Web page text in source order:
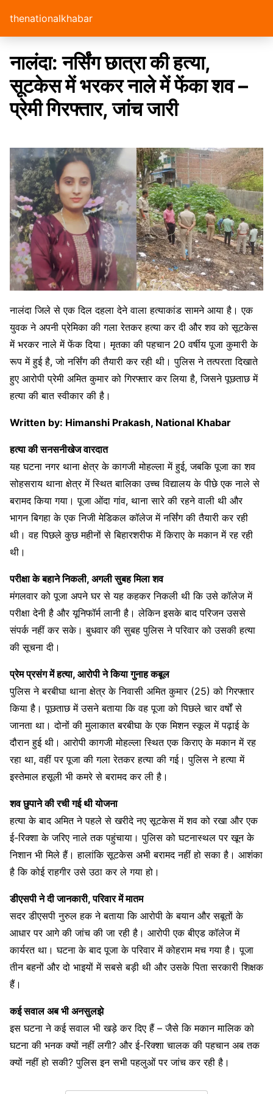
thenationalkhabar
नालंदा: नर्सिंग छात्रा की हत्या,
सूटकेस में भरकर नाले में फेंका शव –
प्रेमी गिरफ्तार, जांच जारी
नालंदा जिले से एक दिल दहला देने वाला हत्याकांड सामने आया है। एक
युवक ने अपनी प्रेमिका की गला रेतकर हत्या कर दी और शव को सूटकेस
में भरकर नाले में फेंक दिया। मृतका की पहचान 20 वर्षीय पूजा कुमारी के
रूप में हुई है, जो नर्सिंग की तैयारी कर रही थी। पुलिस ने तत्परता दिखाते
हुए आरोपी प्रेमी अमित कुमार को गिरफ्तार कर लिया है, जिसने पूछताछ में
हत्या की बात स्वीकार की है।
Written by: Himanshi Prakash, National Khabar
हत्या की सनसनीखेज वारदात
यह घटना नगर थाना क्षेत्र के कागजी मोहल्ला में हुई, जबकि पूजा का शव
सोहसराय थाना क्षेत्र में स्थित बालिका उच्च विद्यालय के पीछे एक नाले से
बरामद किया गया। पूजा ओंदा गांव, थाना सारे की रहने वाली थी और
भागन बिगहा के एक निजी मेडिकल कॉलेज में नर्सिंग की तैयारी कर रही
थी। वह पिछले कुछ महीनों से बिहारशरीफ में किराए के मकान में रह रही
थी।
परीक्षा के बहाने निकली, अगली सुबह मिला शव
मंगलवार को पूजा अपने घर से यह कहकर निकली थी कि उसे कॉलेज में
परीक्षा देनी है और यूनिफॉर्म लानी है। लेकिन इसके बाद परिजन उससे
संपर्क नहीं कर सके। बुधवार की सुबह पुलिस ने परिवार को उसकी हत्या
की सूचना दी।
प्रेम प्रसंग में हत्या, आरोपी ने किया गुनाह कबूल
पुलिस ने बरबीघा थाना क्षेत्र के निवासी अमित कुमार (25) को गिरफ्तार
किया है। पूछताछ में उसने बताया कि वह पूजा को पिछले चार वर्षों से
जानता था। दोनों की मुलाकात बरबीघा के एक मिशन स्कूल में पढ़ाई के
दौरान हुई थी। आरोपी कागजी मोहल्ला स्थित एक किराए के मकान में रह
रहा था, वहीं पर पूजा की गला रेतकर हत्या की गई। पुलिस ने हत्या में
इस्तेमाल हसूली भी कमरे से बरामद कर ली है।
शव छुपाने की रची गई थी योजना
हत्या के बाद अमित ने पहले से खरीदे नए सूटकेस में शव को रखा और एक
ई-रिक्शा के जरिए नाले तक पहुंचाया। पुलिस को घटनास्थल पर खून के
निशान भी मिले हैं। हालांकि सूटकेस अभी बरामद नहीं हो सका है। आशंका
है कि कोई राहगीर उसे उठा कर ले गया हो।
डीएसपी ने दी जानकारी, परिवार में मातम
सदर डीएसपी नुरुल हक ने बताया कि आरोपी के बयान और सबूतों के
आधार पर आगे की जांच की जा रही है। आरोपी एक बीएड कॉलेज में
कार्यरत था। घटना के बाद पूजा के परिवार में कोहराम मच गया है। पूजा
तीन बहनों और दो भाइयों में सबसे बड़ी थी और उसके पिता सरकारी शिक्षक
हैं।
कई सवाल अब भी अनसुलझे
इस घटना ने कई सवाल भी खड़े कर दिए हैं – जैसे कि मकान मालिक को
घटना की भनक क्यों नहीं लगी? और ई-रिक्शा चालक की पहचान अब तक
क्यों नहीं हो सकी? पुलिस इन सभी पहलुओं पर जांच कर रही है।